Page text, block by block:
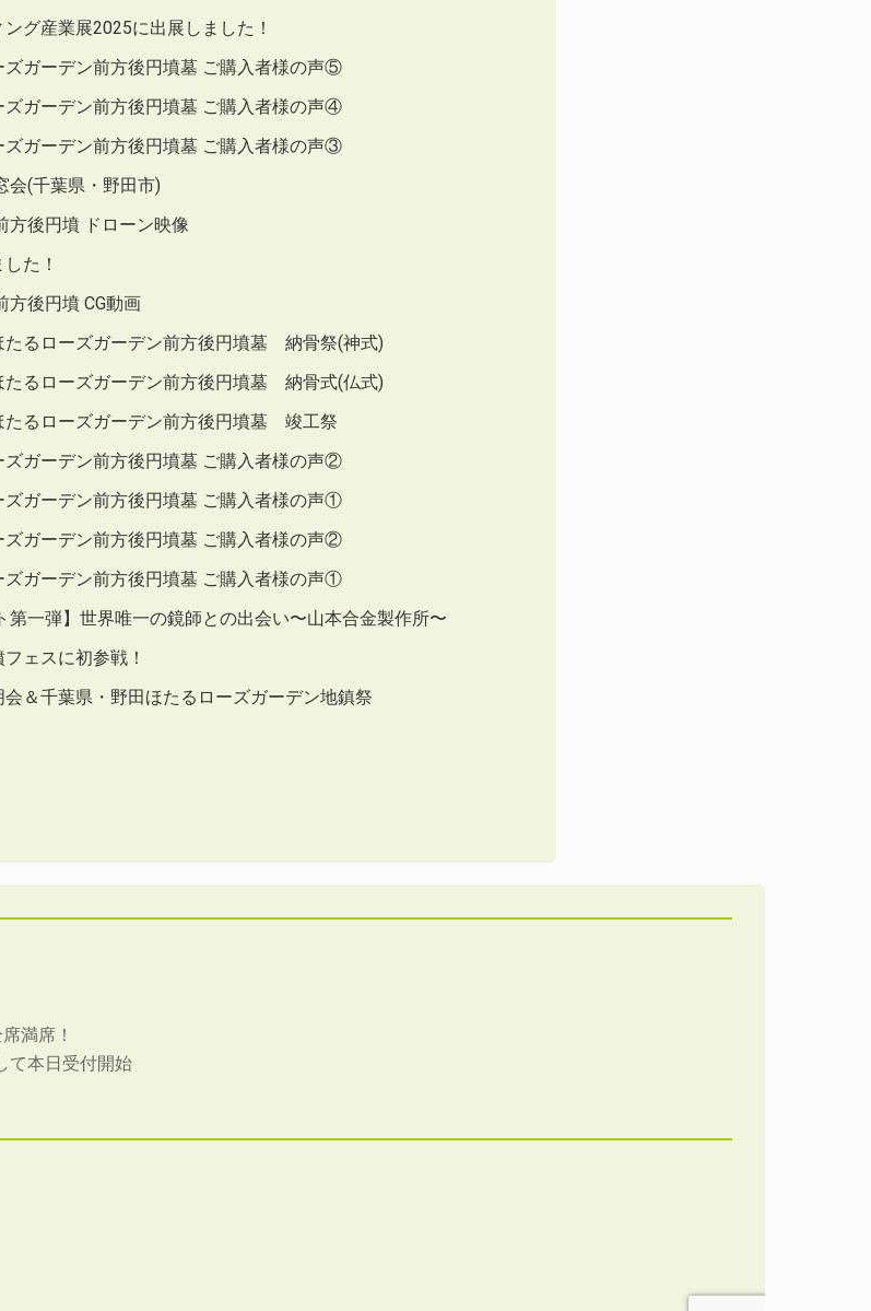
グ産業展2025に出展しました！
ズガーデン前方後円墳墓 ご購入者様の声⑤
ズガーデン前方後円墳墓 ご購入者様の声④
ズガーデン前方後円墳墓 ご購入者様の声③
会(千葉県・野田市)
方後円墳 ドローン映像
た！
方後円墳 CG動画
たるローズガーデン前方後円墳墓 納骨祭(神式)
たるローズガーデン前方後円墳墓 納骨式(仏式)
たるローズガーデン前方後円墳墓 竣工祭
ズガーデン前方後円墳墓 ご購入者様の声②
ズガーデン前方後円墳墓 ご購入者様の声①
ズガーデン前方後円墳墓 ご購入者様の声②
ズガーデン前方後円墳墓 ご購入者様の声①
第一弾】世界唯一の鏡師との出会い〜山本合金製作所〜
ェスに初参戦！
会＆千葉県・野田ほたるローズガーデン地鎮祭